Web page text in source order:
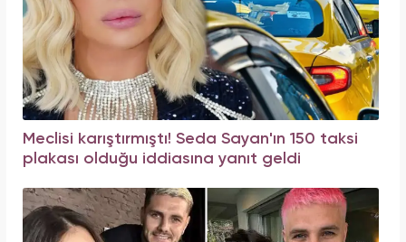
Meclisi karıştırmıştı! Seda Sayan'ın 150 taksi
plakası olduğu iddiasına yanıt geldi